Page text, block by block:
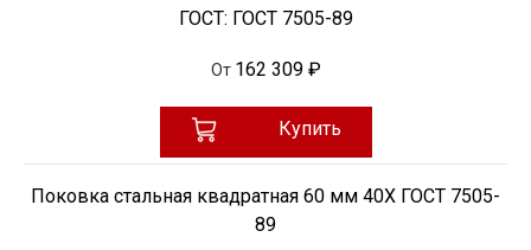
ГОСТ: ГОСТ 7505-89
От 162 309 ₽
Купить
Поковка стальная квадратная 60 мм 40Х ГОСТ 7505-
89